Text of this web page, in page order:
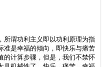
所谓功利主义即以功利原理为指
准是幸福的倾向，即快乐与痛苦
的计算步骤，但是，我们不禁怀